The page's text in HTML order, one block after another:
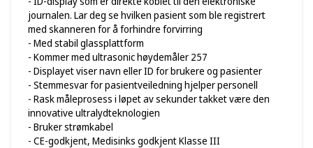
journalen. Lar deg se hvilken pasient som ble registrert
med skanneren for å forhindre forvirring
- Med stabil glassplattform
- Kommer med ultrasonic høydemåler 257
- Displayet viser navn eller ID for brukere og pasienter
- Stemmesvar for pasientveiledning hjelper personell
- Rask måleprosess i løpet av sekunder takket være den
innovative ultralydteknologien
- Bruker strømkabel
- CE-godkjent, Medisinks godkjent Klasse III